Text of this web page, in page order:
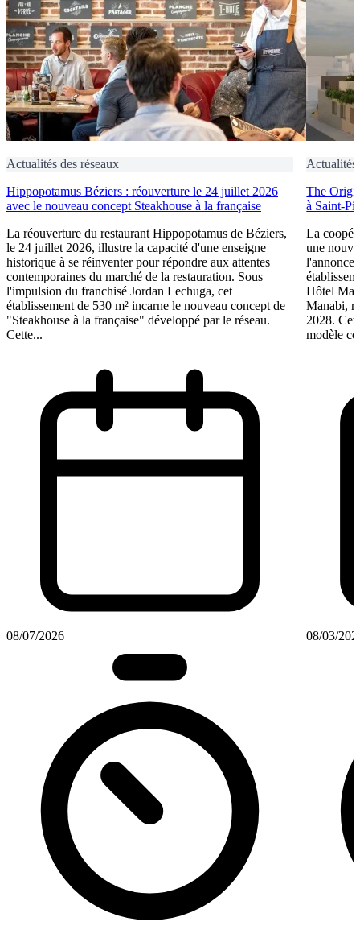
Actualités des réseaux
Hippopotamus Béziers : réouverture le 24 juillet 2026
avec le nouveau concept Steakhouse à la française
La réouverture du restaurant Hippopotamus de Béziers,
le 24 juillet 2026, illustre la capacité d'une enseigne
historique à se réinventer pour répondre aux attentes
contemporaines du marché de la restauration. Sous
l'impulsion du franchisé Jordan Lechuga, cet
établissement de 530 m² incarne le nouveau concept de
"Steakhouse à la française" développé par le réseau.
Cette...
08/07/2026
Actualités
The
à Saint-
La
une
l'annonce
Hôtel
Manabi,
2028.
modèle
08/03/